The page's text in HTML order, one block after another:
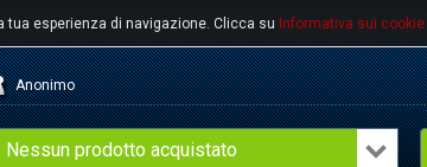
esperienza di navigazione. Clicca su Informativa sui cookie
Nessun prodotto acquistato
Anonimo